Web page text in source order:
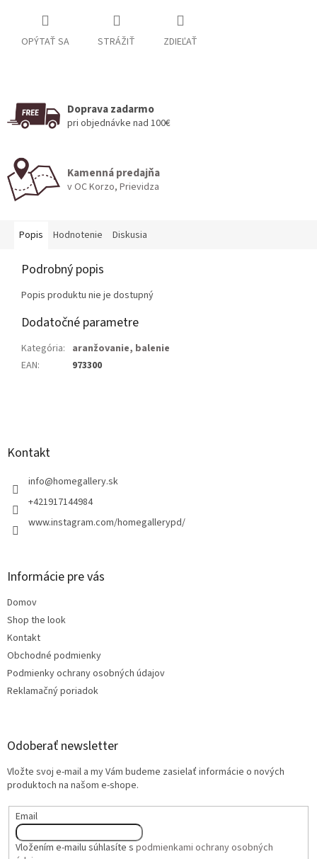
OPÝTAŤ SA STRÁŽIŤ ZDIEĽAŤ
Doprava zadarmo
pri objednávke nad 100€
Kamenná predajňa
v OC Korzo, Prievidza
Popis Hodnotenie Diskusia
Podrobný popis
Popis produktu nie je dostupný
Dodatočné parametre
Kategória: aranžovanie, balenie
EAN: 973300
Kontakt
info@homegallery.sk
+421917144984
www.instagram.com/homegallerypd/
Informácie pre vás
Domov
Shop the look
Kontakt
Obchodné podmienky
Podmienky ochrany osobných údajov
Reklamačný poriadok
Odoberať newsletter
Vložte svoj e-mail a my Vám budeme zasielať informácie o nových
produktoch na našom e-shope.
Email
Vložením e-mailu súhlasíte s podmienkami ochrany osobných